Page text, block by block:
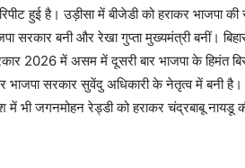
हुई है। उड़ीसा में बीजेडी को हराकर भाजपा की
सरकार बनी और रेखा गुप्ता मुख्यमंत्री बनीं।
2026 में असम में दूसरी बार भाजपा के हिमंत
भाजपा सरकार सुवेंदु अधिकारी के नेतृत्व में बनी
भी जगनमोहन रेड्डी को हराकर चंद्रबाबू नायडू